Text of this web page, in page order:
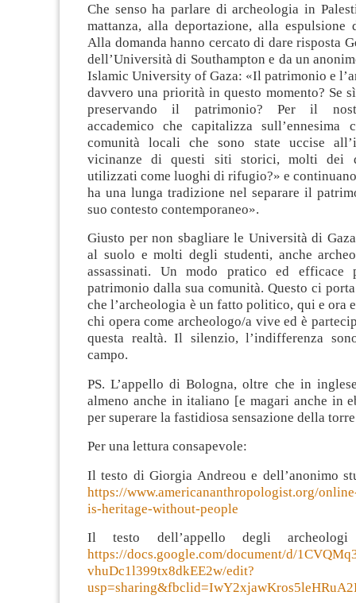
Che senso ha parlare di archeologia in
mattanza, alla deportazione, alla espulsione
Alla domanda hanno cercato di dare risposta
dell’Università di Southampton e da un
Islamic University of Gaza: «Il patrimonio e
davvero una priorità in questo momento? Se
preservando il patrimonio? Per il
accademico che capitalizza
comunità locali che sono state uccise
vicinanze di questi siti storici, molti dei
utilizzati come luoghi di rifugio?» e
ha una lunga tradizione nel separare il
suo contesto contemporaneo».
Giusto per non sbagliare le Università di
al suolo e molti degli studenti, anche
assassinati. Un modo pratico ed efficace
patrimonio dalla sua comunità. Questo ci
che l’archeologia è un fatto politico, qui e ora
chi opera come archeologo/a vive ed è
questa realtà. Il silenzio, l’indifferenza
campo.
PS. L’appello di Bologna, oltre che in
almeno anche in italiano [e magari anche in
per superare la fastidiosa sensazione della
Per una lettura consapevole:
Il testo di Giorgia Andreou e dell’anonimo
https://www.americananthropologist.org/
is-heritage-without-people
Il testo dell’appello degli
https://docs.google.com/document/d/
vhuDc1l399tx8dkEE2w/edit?